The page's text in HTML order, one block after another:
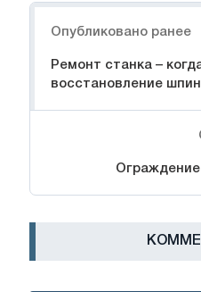
Опубликовано ранее
Ремонт станка –
восстановление